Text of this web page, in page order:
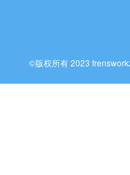
©版权所有 2023